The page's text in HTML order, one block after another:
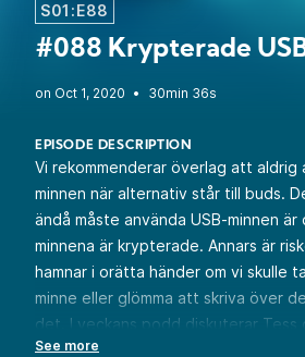
S01:E88
#088 Krypterade
• 30min 36s
EPISODE DESCRIPTION
Vi rekommenderar överlag att aldrig
minnen när alternativ står till buds.
ändå måste använda USB-minnen
minnena är krypterade. Annars är
hamnar i orätta händer om vi skulle
minne eller glömma att skriva över
det. I veckans podd diskuterar Tess
metoder som kan användas för att